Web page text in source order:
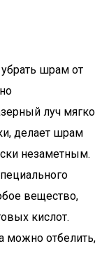
шрам от
луч мягко
делает шрам
незаметным.
вещество,
кислот.
можно отбелить,